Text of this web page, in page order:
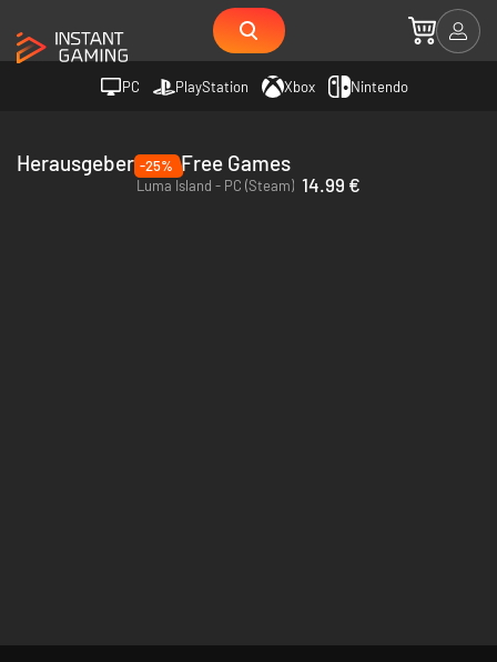
PC PlayStation Xbox Nintendo
Herausgeber Feel Free Games
-25%
Luma Island - PC (Steam) 14.99 €